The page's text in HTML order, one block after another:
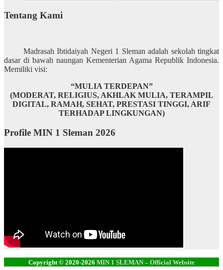
Tentang Kami
Madrasah Ibtidaiyah Negeri 1 Sleman adalah sekolah tingkat
dasar di bawah naungan Kementerian Agama Republik Indonesia.
Memiliki visi:
“MULIA TERDEPAN”
(MODERAT, RELIGIUS, AKHLAK MULIA, TERAMPIL
DIGITAL, RAMAH, SEHAT, PRESTASI TINGGI, ARIF
TERHADAP LINGKUNGAN)
Profile MIN 1 Sleman 2026
Copyright © 2020-2026 MIN 1 SLEMAN – Official Website